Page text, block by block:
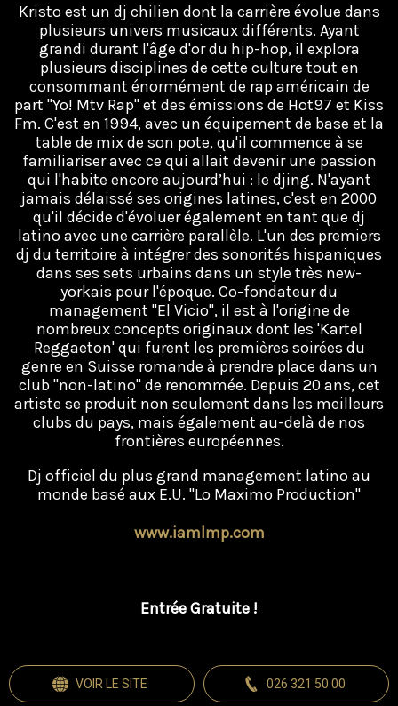
Kristo est un dj chilien dont la carrière évolue dans
plusieurs univers musicaux différents. Ayant
grandi durant l'âge d'or du hip-hop, il explora
plusieurs disciplines de cette culture tout en
consommant énormément de rap américain de
part "Yo! Mtv Rap" et des émissions de Hot97 et Kiss
Fm. C'est en 1994, avec un équipement de base et la
table de mix de son pote, qu'il commence à se
familiariser avec ce qui allait devenir une passion
qui l'habite encore aujourd’hui : le djing. N'ayant
jamais délaissé ses origines latines, c'est en 2000
qu'il décide d'évoluer également en tant que dj
latino avec une carrière parallèle. L'un des premiers
dj du territoire à intégrer des sonorités hispaniques
dans ses sets urbains dans un style très new-
yorkais pour l'époque. Co-fondateur du
management "El Vicio", il est à l'origine de
nombreux concepts originaux dont les 'Kartel
Reggaeton' qui furent les premières soirées du
genre en Suisse romande à prendre place dans un
club "non-latino" de renommée. Depuis 20 ans, cet
artiste se produit non seulement dans les meilleurs
clubs du pays, mais également au-delà de nos
frontières européennes.
Dj officiel du plus grand management latino au
monde basé aux E.U. "Lo Maximo Production"
www.iamlmp.com
Entrée Gratuite !
VOIR LE SITE 026 321 50 00